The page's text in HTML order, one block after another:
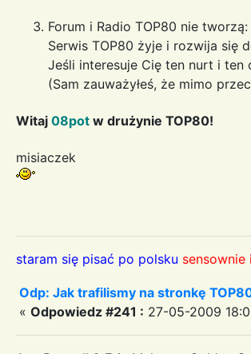
Forum i Radio TOP80 nie
Serwis TOP80 żyje i rozwija się
Jeśli interesuje Cię ten nurt i ten
(Sam zauważyłeś, że mimo
Witaj 08pot w drużynie TOP80!
misiaczek
staram się pisać po polsku sensownie
Odp: Jak trafilismy na stronkę
« Odpowiedz #241 : 27-05-2009